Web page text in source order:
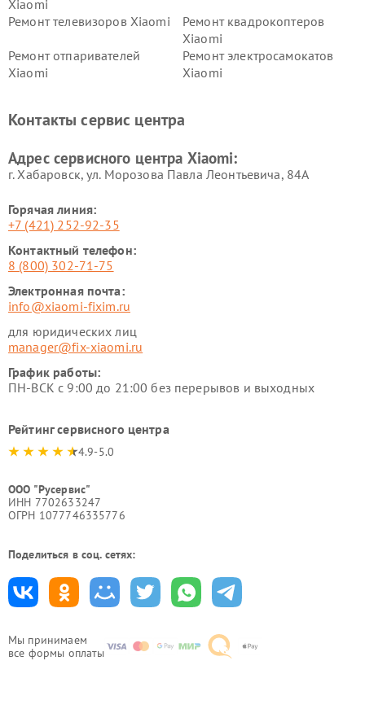
Мы принимаем
все формы оплаты
Xiaomi
Ремонт телевизоров Xiaomi
Ремонт квадрокоптеров
Xiaomi
Ремонт отпаривателей
Xiaomi
Ремонт электросамокатов
Xiaomi
Ремонт стиральных машин
Ремонт смарт-часов Xiaomi
Контакты сервис центра
Адрес сервисного центра Xiaomi:
г. Хабаровск, ул. Морозова Павла Леонтьевича, 84А
Горячая линия:
+7 (421) 252-92-35
Контактный телефон:
8 (800) 302-71-75
Электронная почта:
info@xiaomi-fixim.ru
для юридических лиц
manager@fix-xiaomi.ru
График работы:
ПН-ВСК с 9:00 до 21:00 без перерывов и выходных
Рейтинг сервисного центра
4.9-5.0
ООО "Русервис"
ИНН 7702633247
ОГРН 1077746335776
Поделиться в соц. сетях: